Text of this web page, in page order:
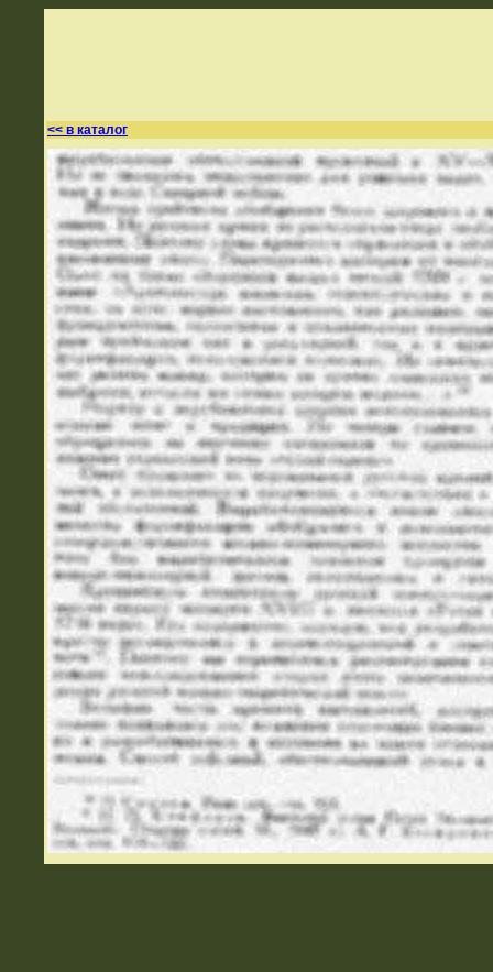
<< в каталог